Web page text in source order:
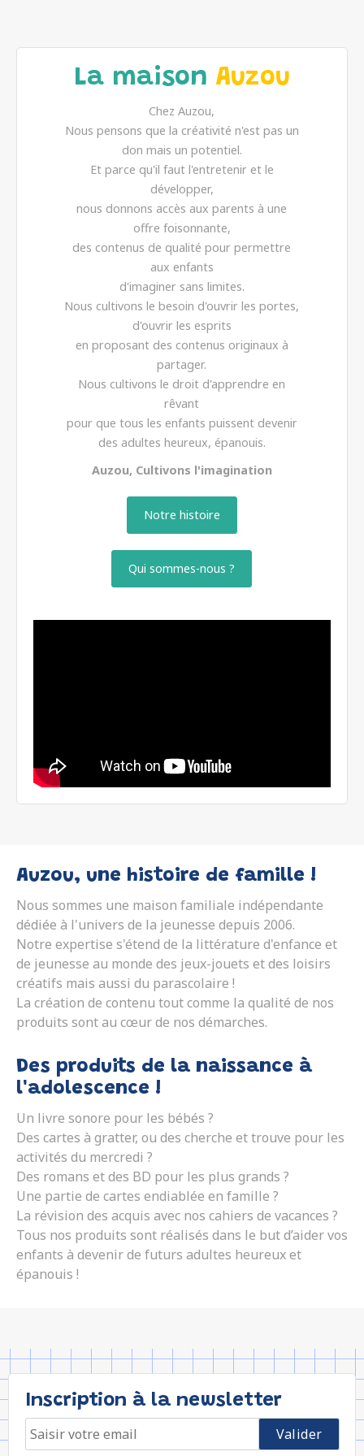
La maison Auzou
Chez Auzou,
Nous pensons que la créativité n'est pas un
don mais un potentiel.
Et parce qu'il faut l'entretenir et le
développer,
nous donnons accès aux parents à une
offre foisonnante,
des contenus de qualité pour permettre
aux enfants
d'imaginer sans limites.
Nous cultivons le besoin d'ouvrir les portes,
d'ouvrir les esprits
en proposant des contenus originaux à
partager.
Nous cultivons le droit d'apprendre en
rêvant
pour que tous les enfants puissent devenir
des adultes heureux, épanouis.
Auzou, Cultivons l'imagination
Notre histoire
Qui sommes-nous ?
Auzou, une histoire de famille !
Nous sommes une maison familiale indépendante
dédiée à l'univers de la jeunesse depuis 2006.
Notre expertise s'étend de la littérature d'enfance et
de jeunesse au monde des jeux-jouets et des loisirs
créatifs mais aussi du parascolaire !
La création de contenu tout comme la qualité de nos
produits sont au cœur de nos démarches.
Des produits de la naissance à
l'adolescence !
Un livre sonore pour les bébés ?
Des cartes à gratter, ou des cherche et trouve pour les
activités du mercredi ?
Des romans et des BD pour les plus grands ?
Une partie de cartes endiablée en famille ?
La révision des acquis avec nos cahiers de vacances ?
Tous nos produits sont réalisés dans le but d’aider vos
enfants à devenir de futurs adultes heureux et
épanouis !
Inscription à la newsletter